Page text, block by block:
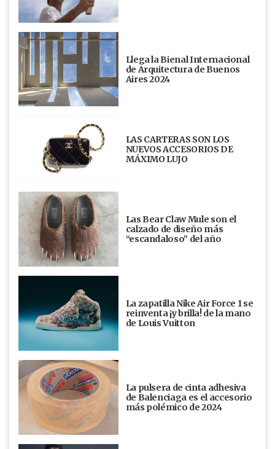
Llega la Bienal Internacional
de Arquitectura de Buenos
Aires 2024
LAS CARTERAS SON LOS
NUEVOS ACCESORIOS DE
MÁXIMO LUJO
Las Bear Claw Mule son el
calzado de diseño más
“escandaloso” del año
La zapatilla Nike Air Force 1 se
reinventa ¡y brilla! de la mano
de Louis Vuitton
La pulsera de cinta adhesiva
de Balenciaga es el accesorio
más polémico de 2024